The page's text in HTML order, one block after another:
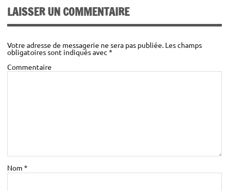
Tarif famille²:
(par personne)
Famille:32€
LAISSER UN COMMENTAIRE
Votre adresse de messagerie ne sera pas publiée. Les champs
obligatoires sont indiqués avec*
Commentaire
Nom*